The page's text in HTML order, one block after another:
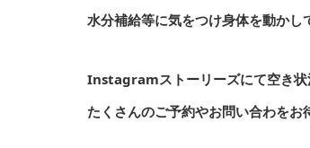
水分補給等に気をつけ身体を動かし
Instagramストーリーズにて空き状
たくさんのご予約やお問い合わをお